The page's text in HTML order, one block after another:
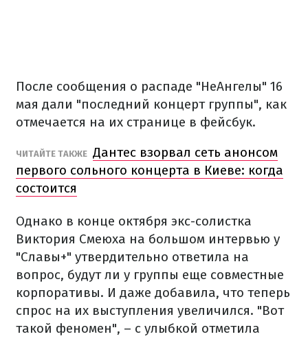
После сообщения о распаде "НеАнгелы" 16
мая дали "последний концерт группы", как
отмечается на их странице в фейсбук.
ЧИТАЙТЕ ТАКЖЕ Дантес взорвал сеть анонсом
первого сольного концерта в Киеве: когда
состоится
Однако в конце октября экс-солистка
Виктория Смеюха на большом интервью у
"Славы+" утвердительно ответила на
вопрос, будут ли у группы еще совместные
корпоративы. И даже добавила, что теперь
спрос на их выступления увеличился. "Вот
такой феномен", – с улыбкой отметила